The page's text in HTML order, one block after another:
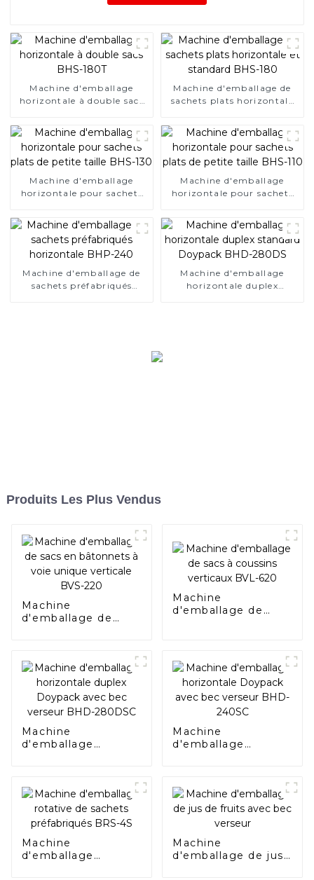
Machine d'emballage
horizontale à double sacs
Machine d'emballage de
sachets plats horizontale
Machine d'emballage
horizontale pour sachets
Machine d'emballage
horizontale pour sachets
Machine d'emballage de
sachets préfabriqués
Machine d'emballage
horizontale duplex
Produits Les Plus Vendus
Machine
d'emballage de
Machine
d'emballage de
Machine
d'emballage
280DSC
Machine
d'emballage
verseur BHD-240SC
Machine
d'emballage
Machine
d'emballage de jus